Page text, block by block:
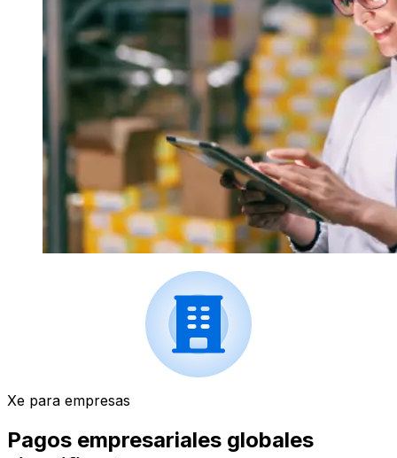
Xe para empresas
Pagos empresariales globales